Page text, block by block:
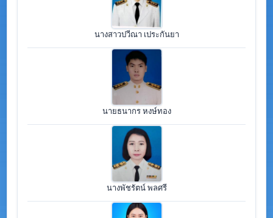
นางสาวปวีณา เประกันยา
นายธนากร หงษ์ทอง
นางพัชรัตน์ พลศรี